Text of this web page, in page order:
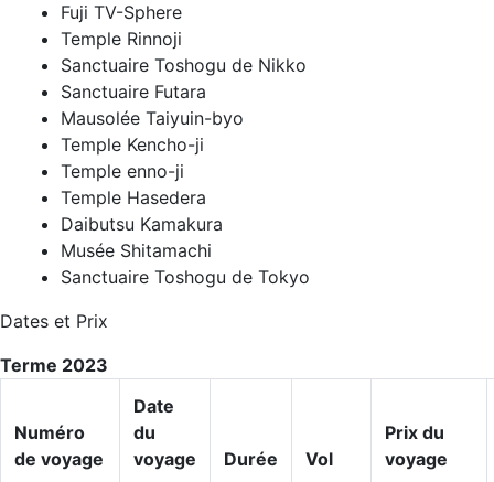
Fuji TV-Sphere
Temple Rinnoji
Sanctuaire Toshogu de Nikko
Sanctuaire Futara
Mausolée Taiyuin-byo
Temple Kencho-ji
Temple enno-ji
Temple Hasedera
Daibutsu Kamakura
Musée Shitamachi
Sanctuaire Toshogu de Tokyo
Dates et Prix
Terme 2023
Numéro
de voyage
Date
du
voyage
Durée Vol
Prix du
voyage